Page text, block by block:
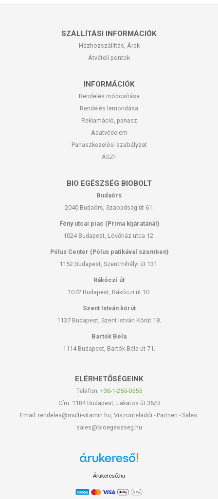
SZÁLLÍTÁSI INFORMÁCIÓK
Házhozszállítás, Árak
Átvételi pontok
INFORMÁCIÓK
Rendelés módosítása
Rendelés lemondása
Reklamáció, panasz
Adatvédelem
Panaszkezelési szabályzat
ÁSZF
BIO EGÉSZSÉG BIOBOLT
Budaörs
2040 Budaörs, Szabadság út 61.
Fény utcai piac (Príma kijáratánál)
1024 Budapest, Lövőház utca 12.
Pólus Center (Pólus patikával szemben)
1152 Budapest, Szentmihályi út 131.
Rákóczi út
1072 Budapest, Rákóczi út 10.
Szent István körút
1137 Budapest, Szent István Körút 18.
Bartók Béla
1114 Budapest, Bartók Béla út 71.
ELÉRHETŐSÉGEINK
Telefon: +36-1-255-0555
Cím: 1184 Budapest, Lakatos út 36/B
Email: rendeles@multi-vitamin.hu, Viszonteladói - Partneri - Sales:
sales@bioegeszseg.hu
Árukereső.hu